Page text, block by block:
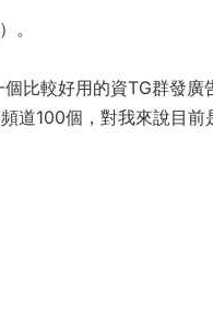
。
比較好用的資TG群發廣
道100個，對我來說目前